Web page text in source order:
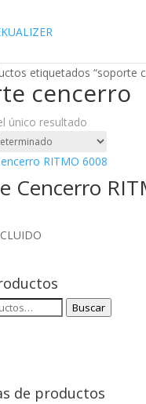
etiquetados “soporte
cencerro
único resultado
Cencerro
Buscar
de productos